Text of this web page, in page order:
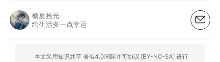
榆夏拾光
给生活多一点幸运
本文采用知识共享 署名4.0国际许可协议 [BY-NC-SA] 进行